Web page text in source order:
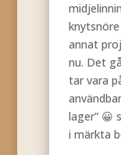
annat
nu. Det
tar vara
lager” 😀
i märkta